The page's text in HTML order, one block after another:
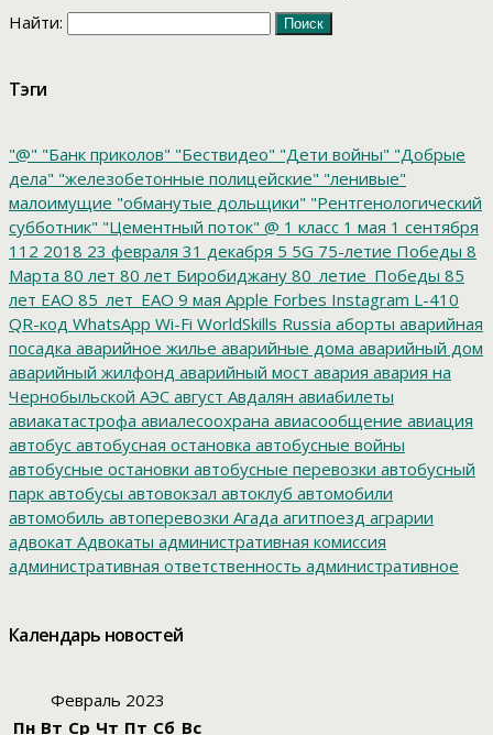
Найти:
Тэги
"@" "Банк приколов" "Бествидео" "Дети войны" "Добрые
дела" "железобетонные полицейские" "ленивые"
малоимущие "обманутые дольщики" "Рентгенологический
субботник" "Цементный поток" @ 1 класс 1 мая 1 сентября
112 2018 23 февраля 31 декабря 5 5G 75-летие Победы 8
Марта 80 лет 80 лет Биробиджану 80_летие_Победы 85
лет ЕАО 85_лет_ЕАО 9 мая Apple Forbes Instagram L-410
QR-код WhatsApp Wi-Fi WorldSkills Russia аборты аварийная
посадка аварийное жилье аварийные дома аварийный дом
аварийный жилфонд аварийный мост авария авария на
Чернобыльской АЭС август Авдалян авиабилеты
авиакатастрофа авиалесоохрана авиасообщение авиация
автобус автобусная остановка автобусные войны
автобусные остановки автобусные перевозки автобусный
парк автобусы автовокзал автоклуб автомобили
автомобиль автоперевозки Агада агитпоезд аграрии
адвокат Адвокаты административная комиссия
административная ответственность административное
БуксманАлександр Винников
Александр Соловьев
Календарь новостей
Февраль 2023
Пн Вт Ср Чт Пт Сб Вс